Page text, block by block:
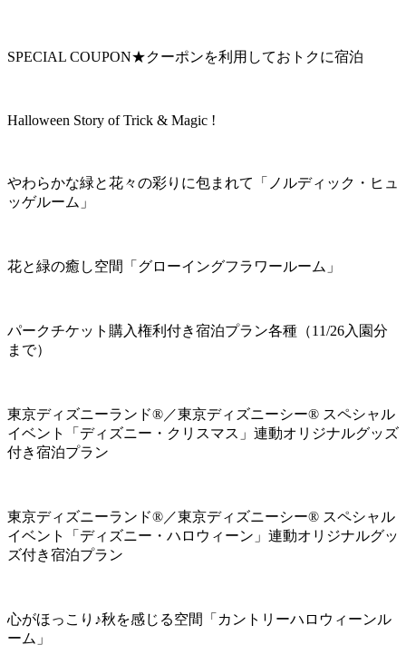
SPECIAL COUPON★クーポンを利用しておトクに宿泊
Halloween Story of Trick & Magic !
やわらかな緑と花々の彩りに包まれて「ノルディック・ヒュ
ッゲルーム」
花と緑の癒し空間「グローイングフラワールーム」
パークチケット購入権利付き宿泊プラン各種（11/26入園分
まで）
東京ディズニーランド®／東京ディズニーシー® スペシャル
イベント「ディズニー・クリスマス」連動オリジナルグッズ
付き宿泊プラン
東京ディズニーランド®／東京ディズニーシー® スペシャル
イベント「ディズニー・ハロウィーン」連動オリジナルグッ
ズ付き宿泊プラン
心がほっこり♪秋を感じる空間「カントリーハロウィーンル
ーム」